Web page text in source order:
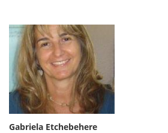
Gabriela Etchebehere